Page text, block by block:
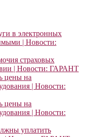
в электронных
| Новости:
страховых
| Новости: ГАРАНТ
цены на
| Новости:
цены на
| Новости:
уплатить